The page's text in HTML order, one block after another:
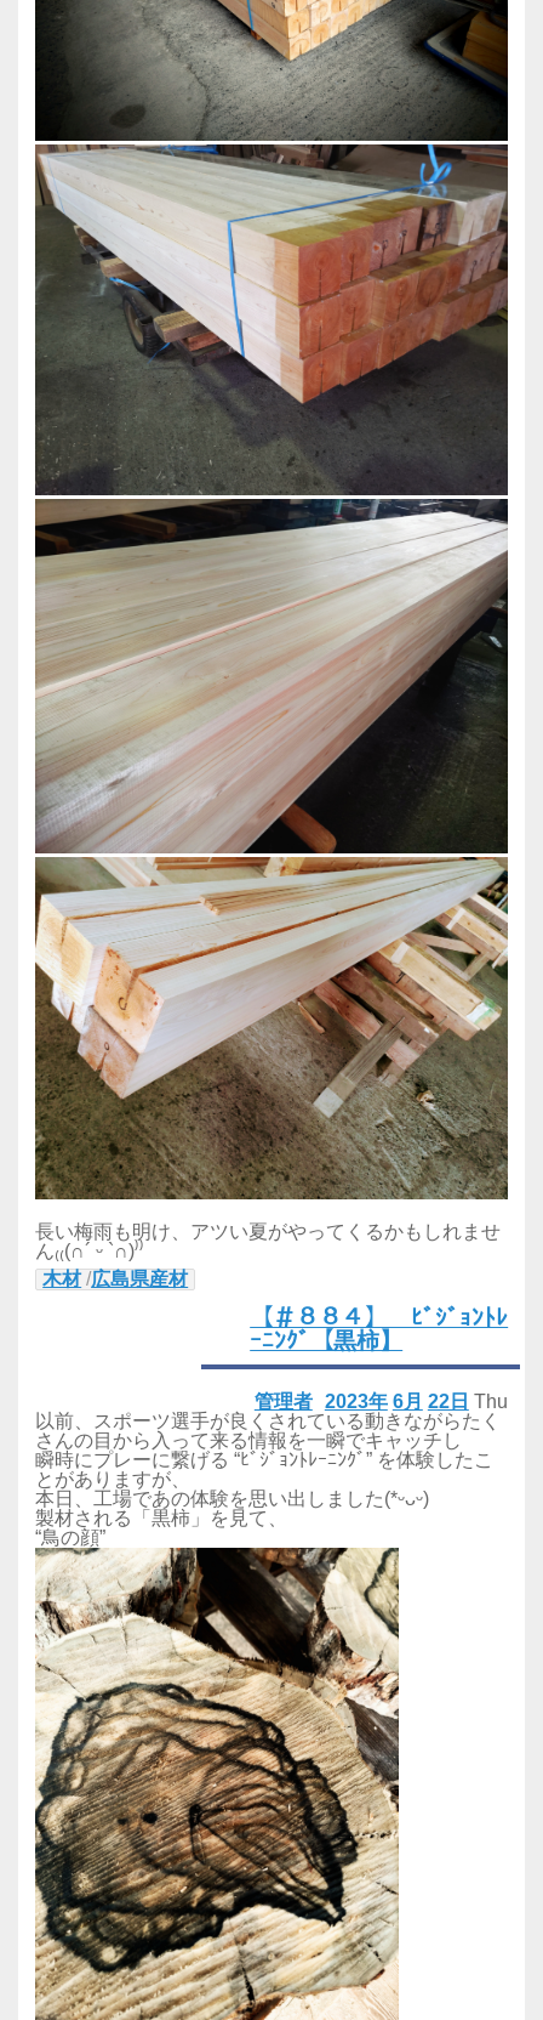
長い梅雨も明け、アツい夏がやってくるかもしれませ
ん₍₍(∩´ ᵕ `∩)⁾⁾
木材/広島県産材
【＃８８４】 ﾋﾞｼﾞｮﾝﾄﾚ
ｰﾆﾝｸﾞ【黒柿】
2023年 6月 22日 Thu
管理者
以前、スポーツ選手が良くされている動きながらたく
さんの目から入って来る情報を一瞬でキャッチし
瞬時にプレーに繋げる “ﾋﾞｼﾞｮﾝﾄﾚｰﾆﾝｸﾞ” を体験したこ
とがありますが、
本日、工場であの体験を思い出しました(*ᵕᴗᵕ)
製材される「黒柿」を見て、
“鳥の顔”